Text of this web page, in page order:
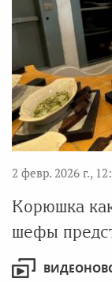
2 февр. 2026 г.,
Корюшка
шефы